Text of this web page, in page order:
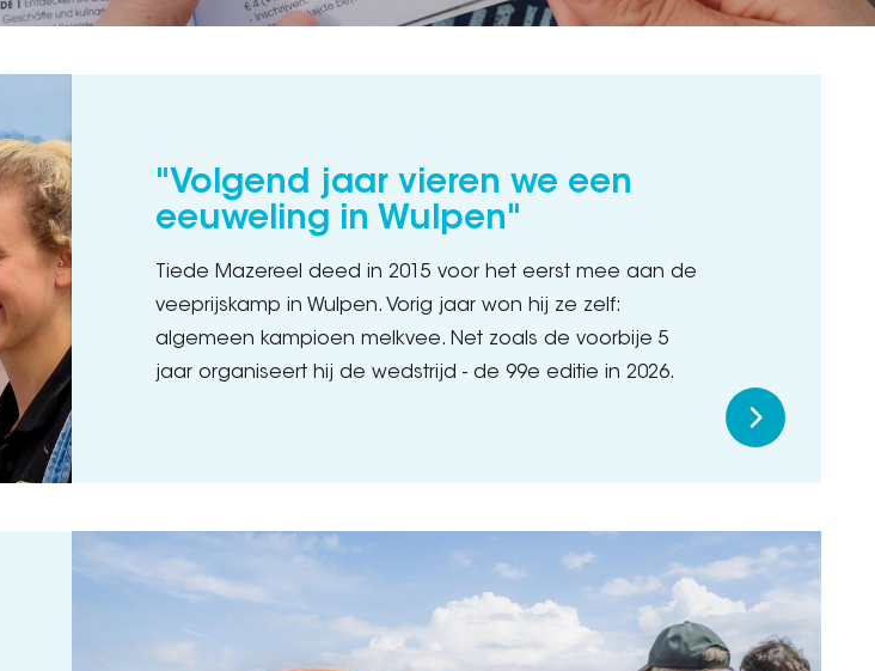
"Volgend jaar vieren we een
eeuweling in Wulpen"
Tiede Mazereel deed in 2015 voor het eerst mee aan de
veeprijskamp in Wulpen. Vorig jaar won hij ze zelf:
algemeen kampioen melkvee. Net zoals de voorbije 5
jaar organiseert hij de wedstrijd - de 99e editie in 2026.